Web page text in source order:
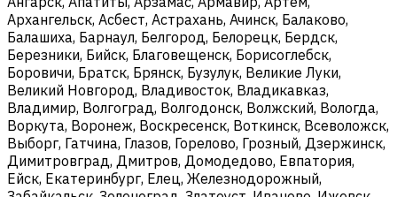
Архангельск, Асбест, Астрахань, Ачинск, Балаково,
Балашиха, Барнаул, Белгород, Белорецк, Бердск,
Березники, Бийск, Благовещенск, Борисоглебск,
Боровичи, Братск, Брянск, Бузулук, Великие Луки,
Великий Новгород, Владивосток, Владикавказ,
Владимир, Волгоград, Волгодонск, Волжский, Вологда,
Воркута, Воронеж, Воскресенск, Воткинск, Всеволожск,
Выборг, Гатчина, Глазов, Горелово, Грозный, Дзержинск,
Димитровград, Дмитров, Домодедово, Евпатория,
Ейск, Екатеринбург, Елец, Железнодорожный,